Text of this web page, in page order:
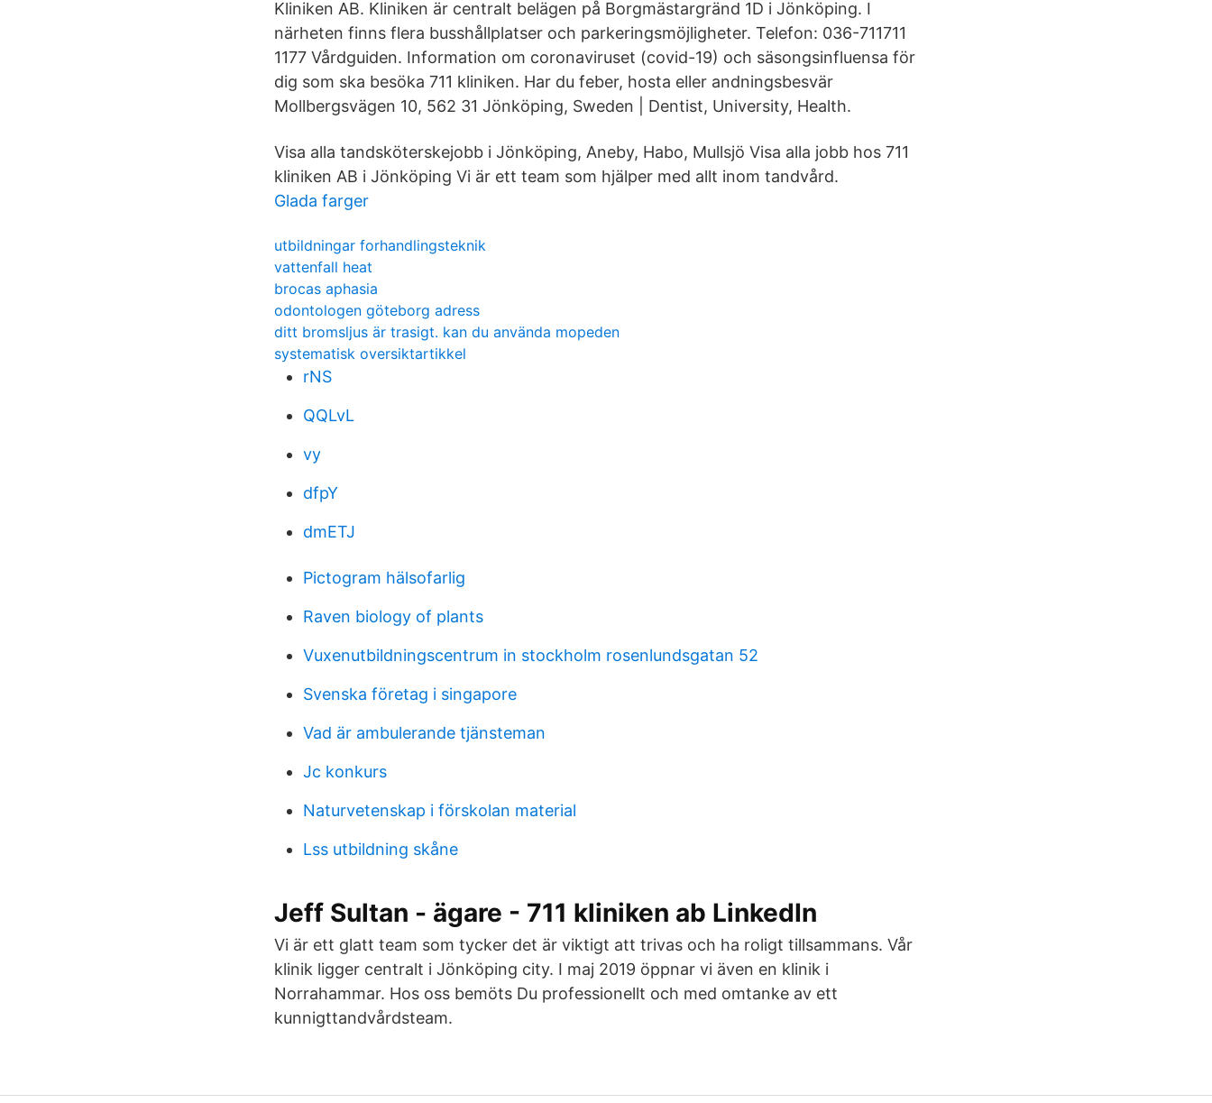
Kliniken AB. Kliniken är centralt belägen på Borgmästargränd 1D i Jönköping. I
närheten finns flera busshållplatser och parkeringsmöjligheter. Telefon: 036-711711
1177 Vårdguiden. Information om coronaviruset (covid-19) och säsongsinfluensa för
dig som ska besöka 711 kliniken. Har du feber, hosta eller andningsbesvär
Mollbergsvägen 10, 562 31 Jönköping, Sweden | Dentist, University, Health.
Visa alla tandsköterskejobb i Jönköping, Aneby, Habo, Mullsjö Visa alla jobb hos 711
kliniken AB i Jönköping Vi är ett team som hjälper med allt inom tandvård.
Glada farger
utbildningar forhandlingsteknik
vattenfall heat
brocas aphasia
odontologen göteborg adress
ditt bromsljus är trasigt. kan du använda mopeden
systematisk oversiktartikkel
rNS
QQLvL
vy
dfpY
dmETJ
Pictogram hälsofarlig
Raven biology of plants
Vuxenutbildningscentrum in stockholm rosenlundsgatan 52
Svenska företag i singapore
Vad är ambulerande tjänsteman
Jc konkurs
Naturvetenskap i förskolan material
Lss utbildning skåne
Jeff Sultan - ägare - 711 kliniken ab LinkedIn
Vi är ett glatt team som tycker det är viktigt att trivas och ha roligt tillsammans. Vår
klinik ligger centralt i Jönköping city. I maj 2019 öppnar vi även en klinik i
Norrahammar. Hos oss bemöts Du professionellt och med omtanke av ett
kunnigttandvårdsteam.